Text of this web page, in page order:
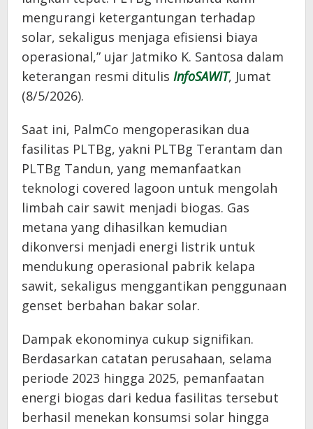
mengurangi ketergantungan terhadap
solar, sekaligus menjaga efisiensi biaya
operasional,” ujar Jatmiko K. Santosa dalam
keterangan resmi ditulis InfoSAWIT, Jumat
(8/5/2026).
Saat ini, PalmCo mengoperasikan dua
fasilitas PLTBg, yakni PLTBg Terantam dan
PLTBg Tandun, yang memanfaatkan
teknologi covered lagoon untuk mengolah
limbah cair sawit menjadi biogas. Gas
metana yang dihasilkan kemudian
dikonversi menjadi energi listrik untuk
mendukung operasional pabrik kelapa
sawit, sekaligus menggantikan penggunaan
genset berbahan bakar solar.
Dampak ekonominya cukup signifikan.
Berdasarkan catatan perusahaan, selama
periode 2023 hingga 2025, pemanfaatan
energi biogas dari kedua fasilitas tersebut
berhasil menekan konsumsi solar hingga